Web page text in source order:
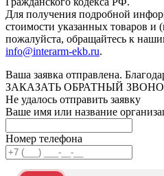
Для получения подробной
стоимости указанных товаров и
пожалуйста, обращайтесь к
info@interarm-ekb.ru.
Ваша заявка отправлена.
ЗАКАЗАТЬ ОБРАТНЫЙ
Не удалось отправить заявку
Ваше имя или название
Номер телефона